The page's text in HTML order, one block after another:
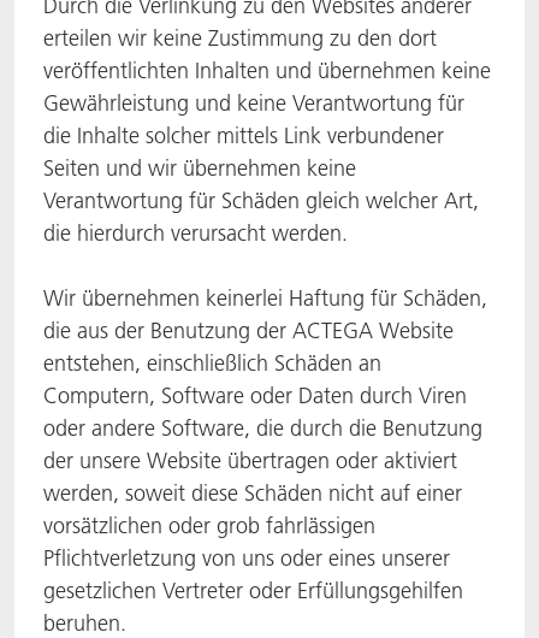
erteilen wir keine Zustimmung zu den dort
veröffentlichten Inhalten und übernehmen keine
Gewährleistung und keine Verantwortung für
die Inhalte solcher mittels Link verbundener
Seiten und wir übernehmen keine
Verantwortung für Schäden gleich welcher Art,
die hierdurch verursacht werden.
Wir übernehmen keinerlei Haftung für Schäden,
die aus der Benutzung der ACTEGA Website
entstehen, einschließlich Schäden an
Computern, Software oder Daten durch Viren
oder andere Software, die durch die Benutzung
der unsere Website übertragen oder aktiviert
werden, soweit diese Schäden nicht auf einer
vorsätzlichen oder grob fahrlässigen
Pflichtverletzung von uns oder eines unserer
gesetzlichen Vertreter oder Erfüllungsgehilfen
beruhen.